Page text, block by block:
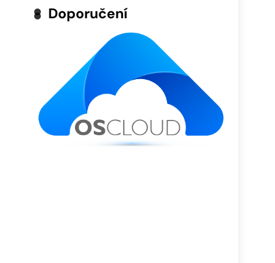
Doporučení